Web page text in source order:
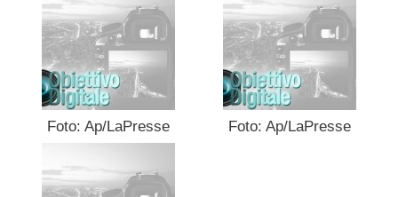
Foto: Ap/LaPresse Foto: Ap/LaPresse